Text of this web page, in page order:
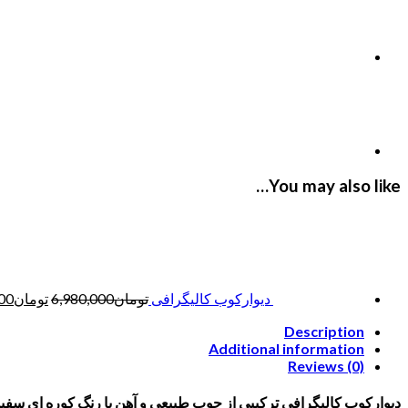
You may also like…
دیوارکوب کالیگرافی تومان6,980,000تومان
Description
Additional information
Reviews (0)
دیوارکوب کالیگرافی ترکیبی از چوب طبیعی و آهن با رنگ کوره ای